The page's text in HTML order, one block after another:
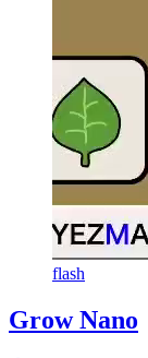
flash
Grow Nano